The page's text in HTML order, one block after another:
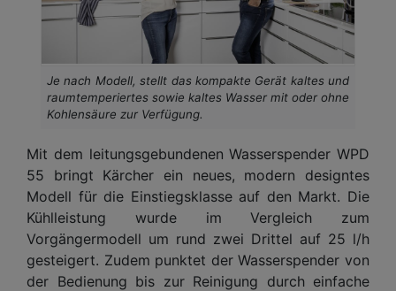
Je nach Modell, stellt das kompakte Gerät kaltes und
raumtemperiertes sowie kaltes Wasser mit oder ohne
Kohlensäure zur Verfügung.
Mit dem leitungsgebundenen Wasserspender WPD
55 bringt Kärcher ein neues, modern designtes
Modell für die Einstiegsklasse auf den Markt. Die
Kühlleistung wurde im Vergleich zum
Vorgängermodell um rund zwei Drittel auf 25 l/h
gesteigert. Zudem punktet der Wasserspender von
der Bedienung bis zur Reinigung durch einfache